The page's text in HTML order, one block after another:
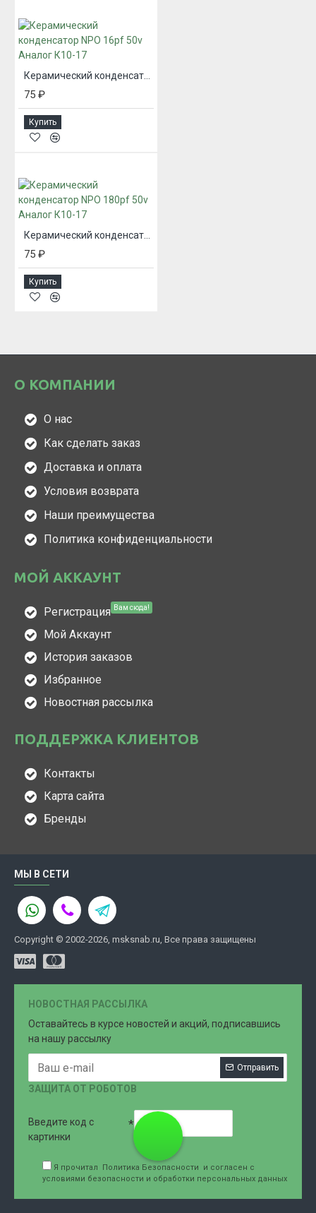
Керамический конденсатор NPO 16pf 50v Аналог К10-17
75 ₽
Купить
Керамический конденсатор NPO 180pf 50v Аналог К10-17
75 ₽
Купить
О КОМПАНИИ
О нас
Как сделать заказ
Доставка и оплата
Условия возврата
Наши преимущества
Политика конфиденциальности
МОЙ АККАУНТ
Регистрация Вам сюда!
Мой Аккаунт
История заказов
Избранное
Новостная рассылка
ПОДДЕРЖКА КЛИЕНТОВ
Контакты
Карта сайта
Бренды
МЫ В СЕТИ
Copyright © 2002-2026, msksnab.ru, Все права защищены
НОВОСТНАЯ РАССЫЛКА
Оставайтесь в курсе новостей и акций, подписавшись
на нашу рассылку
Отправить
ЗАЩИТА ОТ РОБОТОВ
Введите код с
картинки
Я прочитал Политика Безопасности
и согласен с
условиями безопасности и обработки персональных данных
707-76-